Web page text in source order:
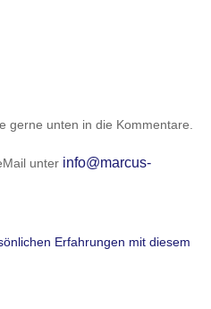
gerne unten in die Kommentare.
unter info@marcus-
Erfahrungen mit diesem